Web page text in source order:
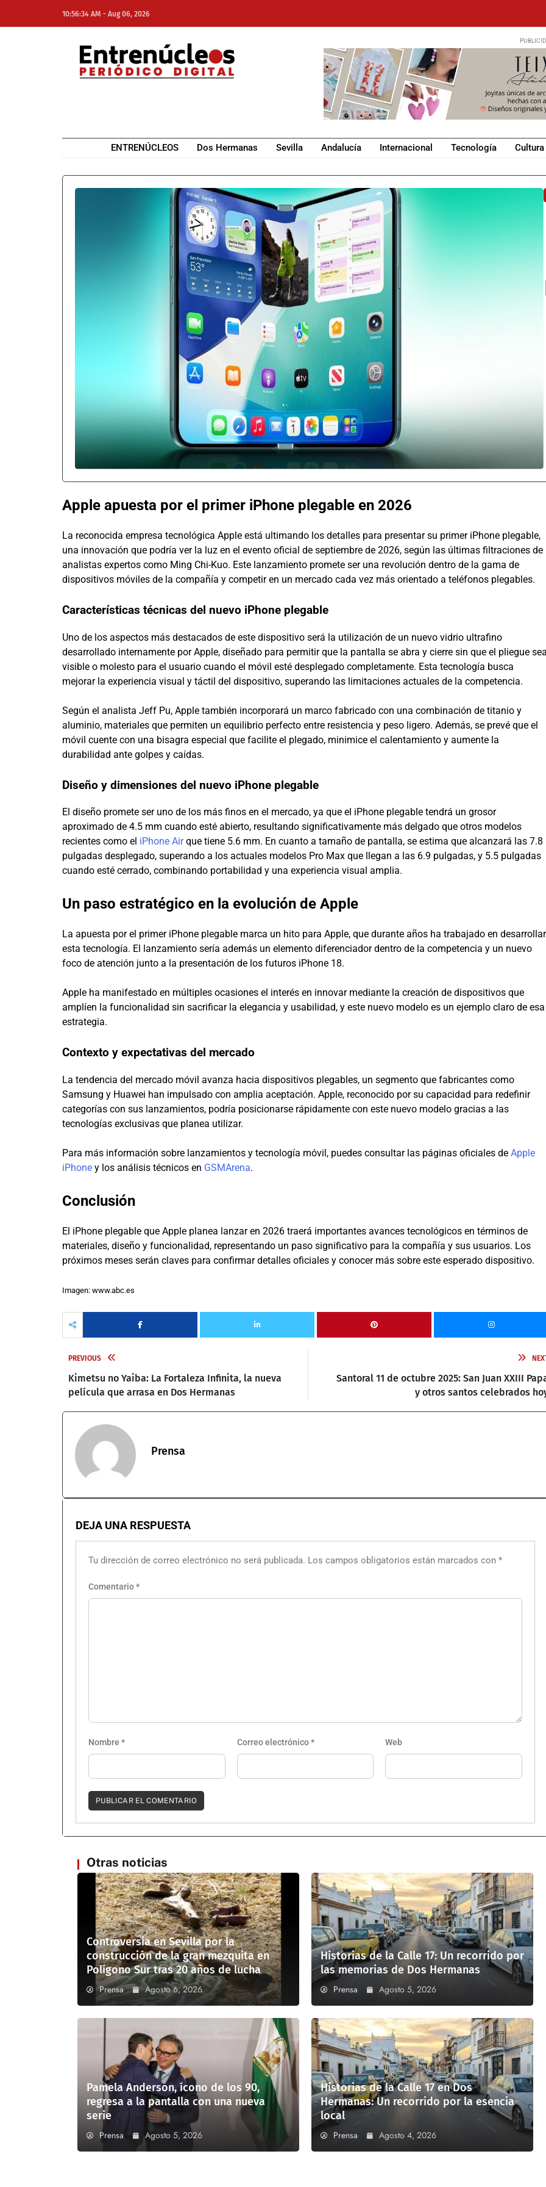
10:56:34 AM - Aug 06, 2026
ENTRENÚCLEOS Dos Hermanas Sevilla Andalucía Internacional Tecnología
Apple apuesta por el primer iPhone plegable en 2026
La reconocida empresa tecnológica Apple está ultimando los detalles para presentar su primer iPhone plegable,
una innovación que podría ver la luz en el evento oficial de septiembre de 2026, según las últimas filtraciones de
analistas expertos como Ming Chi-Kuo. Este lanzamiento promete ser una revolución dentro de la gama de
dispositivos móviles de la compañía y competir en un mercado cada vez más orientado a teléfonos plegables.
Características técnicas del nuevo iPhone plegable
Uno de los aspectos más destacados de este dispositivo será la utilización de un nuevo vidrio ultrafino
desarrollado internamente por Apple, diseñado para permitir que la pantalla se abra y cierre sin que el pliegue
visible o molesto para el usuario cuando el móvil esté desplegado completamente. Esta tecnología busca
mejorar la experiencia visual y táctil del dispositivo, superando las limitaciones actuales de la competencia.
Según el analista Jeff Pu, Apple también incorporará un marco fabricado con una combinación de titanio y
aluminio, materiales que permiten un equilibrio perfecto entre resistencia y peso ligero. Además, se prevé que el
móvil cuente con una bisagra especial que facilite el plegado, minimice el calentamiento y aumente la
durabilidad ante golpes y caídas.
Diseño y dimensiones del nuevo iPhone plegable
El diseño promete ser uno de los más finos en el mercado, ya que el iPhone plegable tendrá un grosor
aproximado de 4.5 mm cuando esté abierto, resultando significativamente más delgado que otros modelos
recientes como el iPhone Airque tiene 5.6 mm. En cuanto a tamaño de pantalla, se estima que alcanzará las 7.8
pulgadas desplegado, superando a los actuales modelos Pro Max que llegan a las 6.9 pulgadas, y 5.5 pulgadas
cuando esté cerrado, combinando portabilidad y una experiencia visual amplia.
Un paso estratégico en la evolución de Apple
La apuesta por el primer iPhone plegable marca un hito para Apple, que durante años ha trabajado en desarrollar
esta tecnología. El lanzamiento sería además un elemento diferenciador dentro de la competencia y un nuevo
foco de atención junto a la presentación de los futuros iPhone 18.
Apple ha manifestado en múltiples ocasiones el interés en innovar mediante la creación de dispositivos que
amplíen la funcionalidad sin sacrificar la elegancia y usabilidad, y este nuevo modelo es un ejemplo claro de esa
estrategia.
Contexto y expectativas del mercado
La tendencia del mercado móvil avanza hacia dispositivos plegables, un segmento que fabricantes como
Samsung y Huawei han impulsado con amplia aceptación. Apple, reconocido por su capacidad para redefinir
categorías con sus lanzamientos, podría posicionarse rápidamente con este nuevo modelo gracias a las
tecnologías exclusivas que planea utilizar.
Para más información sobre lanzamientos y tecnología móvil, puedes consultar las páginas oficiales de Apple
iPhone y los análisis técnicos en GSMArena.
Conclusión
El iPhone plegable que Apple planea lanzar en 2026 traerá importantes avances tecnológicos en términos de
materiales, diseño y funcionalidad, representando un paso significativo para la compañía y sus usuarios. Los
próximos meses serán claves para confirmar detalles oficiales y conocer más sobre este esperado dispositivo.
Imagen: www.abc.es
PREVIOUS
Kimetsu no Yaiba: La Fortaleza Infinita, la nueva
película que arrasa en Dos Hermanas
Santoral 11 de octubre 2025: San Juan XXIII
y otros santos celebrados
Prensa
DEJA UNA RESPUESTA
Tu dirección de correo electrónico no será publicada. Los campos obligatorios están marcados con *
Comentario*
Nombre * Correo electrónico* Web
Otras noticias
Controversia en Sevilla por la
construcción de la gran mezquita en
Polígono Sur tras 20 años de lucha
Prensa Agosto 6, 2026
Historias de la Calle 17: Un recorrido por
las memorias de Dos Hermanas
Prensa Agosto 5, 2026
Pamela Anderson, ícono de los 90,
regresa a la pantalla con una nueva
serie
Prensa Agosto 5, 2026
Historias de la Calle 17 en Dos
Hermanas: Un recorrido por la esencia
local
Prensa Agosto 4, 2026